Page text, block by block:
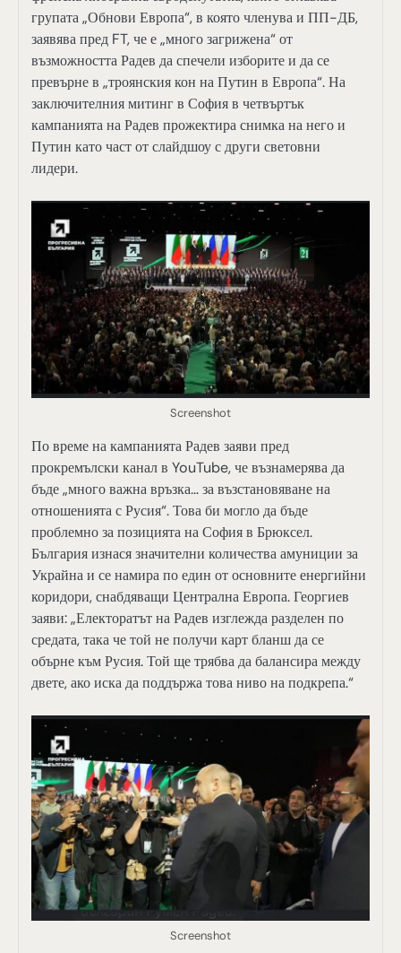
групата „Обнови Европа“, в която членува и ПП-ДБ,
заявява пред FT, че е „много загрижена“ от
възможността Радев да спечели изборите и да се
превърне в „троянския кон на Путин в Европа“. На
заключителния митинг в София в четвъртък
кампанията на Радев прожектира снимка на него и
Путин като част от слайдшоу с други световни
лидери.
Screenshot
По време на кампанията Радев заяви пред
прокремълски канал в YouTube, че възнамерява да
бъде „много важна връзка… за възстановяване на
отношенията с Русия“. Това би могло да бъде
проблемно за позицията на София в Брюксел.
България изнася значителни количества амуниции за
Украйна и се намира по един от основните енергийни
коридори, снабдяващи Централна Европа. Георгиев
заяви: „Електоратът на Радев изглежда разделен по
средата, така че той не получи карт бланш да се
обърне към Русия. Той ще трябва да балансира между
двете, ако иска да поддържа това ниво на подкрепа.“
Screenshot